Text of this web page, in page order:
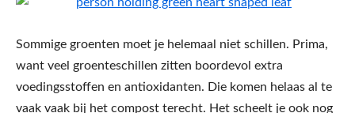
Sommige groenten moet je helemaal niet schillen. Prima,
want veel groenteschillen zitten boordevol extra
voedingsstoffen en antioxidanten. Die komen helaas al te
vaak vaak bij het compost terecht. Het scheelt je ook nog